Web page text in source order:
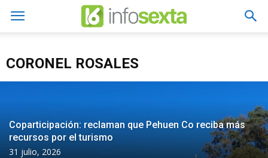
CORONEL ROSALES
Coparticipación: reclaman que Pehuen Co reciba más
recursos por el turismo
31 julio, 2026